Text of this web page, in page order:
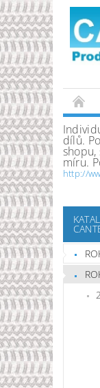
dílů.
shopu,
míru.
http://